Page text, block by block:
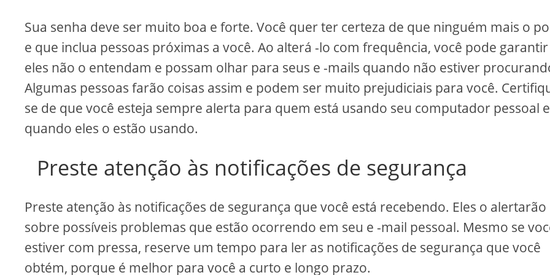
Sua senha deve ser muito boa e forte. Você quer ter certeza de que ninguém mais o
e que inclua pessoas próximas a você. Ao alterá -lo com frequência, você pode
eles não o entendam e possam olhar para seus e -mails quando não estiver
Algumas pessoas farão coisas assim e podem ser muito prejudiciais para você.
se de que você esteja sempre alerta para quem está usando seu computador pessoal e
quando eles o estão usando.
Preste atenção às notificações de segurança
Preste atenção às notificações de segurança que você está recebendo. Eles o alertarão
sobre possíveis problemas que estão ocorrendo em seu e -mail pessoal. Mesmo se
estiver com pressa, reserve um tempo para ler as notificações de segurança que você
obtém, porque é melhor para você a curto e longo prazo.